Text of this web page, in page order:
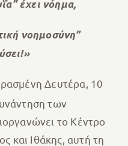
έχει νόημα,
νοημοσύνη”
Δευτέρα, 10
των
το Κέντρο
και Ιθάκης, αυτή τη